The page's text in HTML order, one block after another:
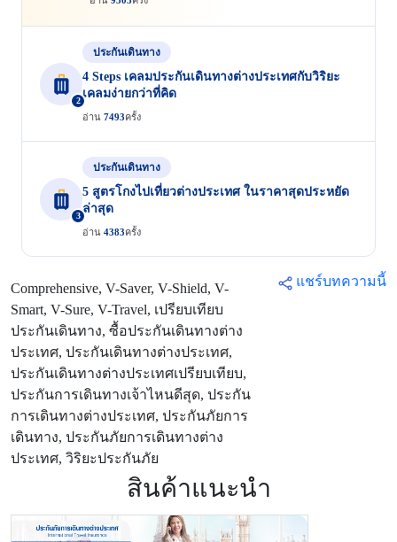
2
ประกันเดินทาง
4 Steps เคลมประกันเดินทางต่างประเทศกับวิริยะ
เคลมง่ายกว่าที่คิด
อ่าน 7493ครั้ง
3
ประกันเดินทาง
5 สูตรโกงไปเที่ยวต่างประเทศ ในราคาสุดประหยัด
ล่าสุด
อ่าน 4383ครั้ง
Comprehensive, V-Saver, V-Shield, V-
Smart, V-Sure, V-Travel, เปรียบเทียบ
ประกันเดินทาง, ซื้อประกันเดินทางต่าง
ประเทศ, ประกันเดินทางต่างประเทศ,
ประกันเดินทางต่างประเทศเปรียบเทียบ,
ประกันการเดินทางเจ้าไหนดีสุด, ประกัน
การเดินทางต่างประเทศ, ประกันภัยการ
เดินทาง, ประกันภัยการเดินทางต่าง
ประเทศ, วิริยะประกันภัย
แชร์บทความนี้
สินค้าแนะนำ